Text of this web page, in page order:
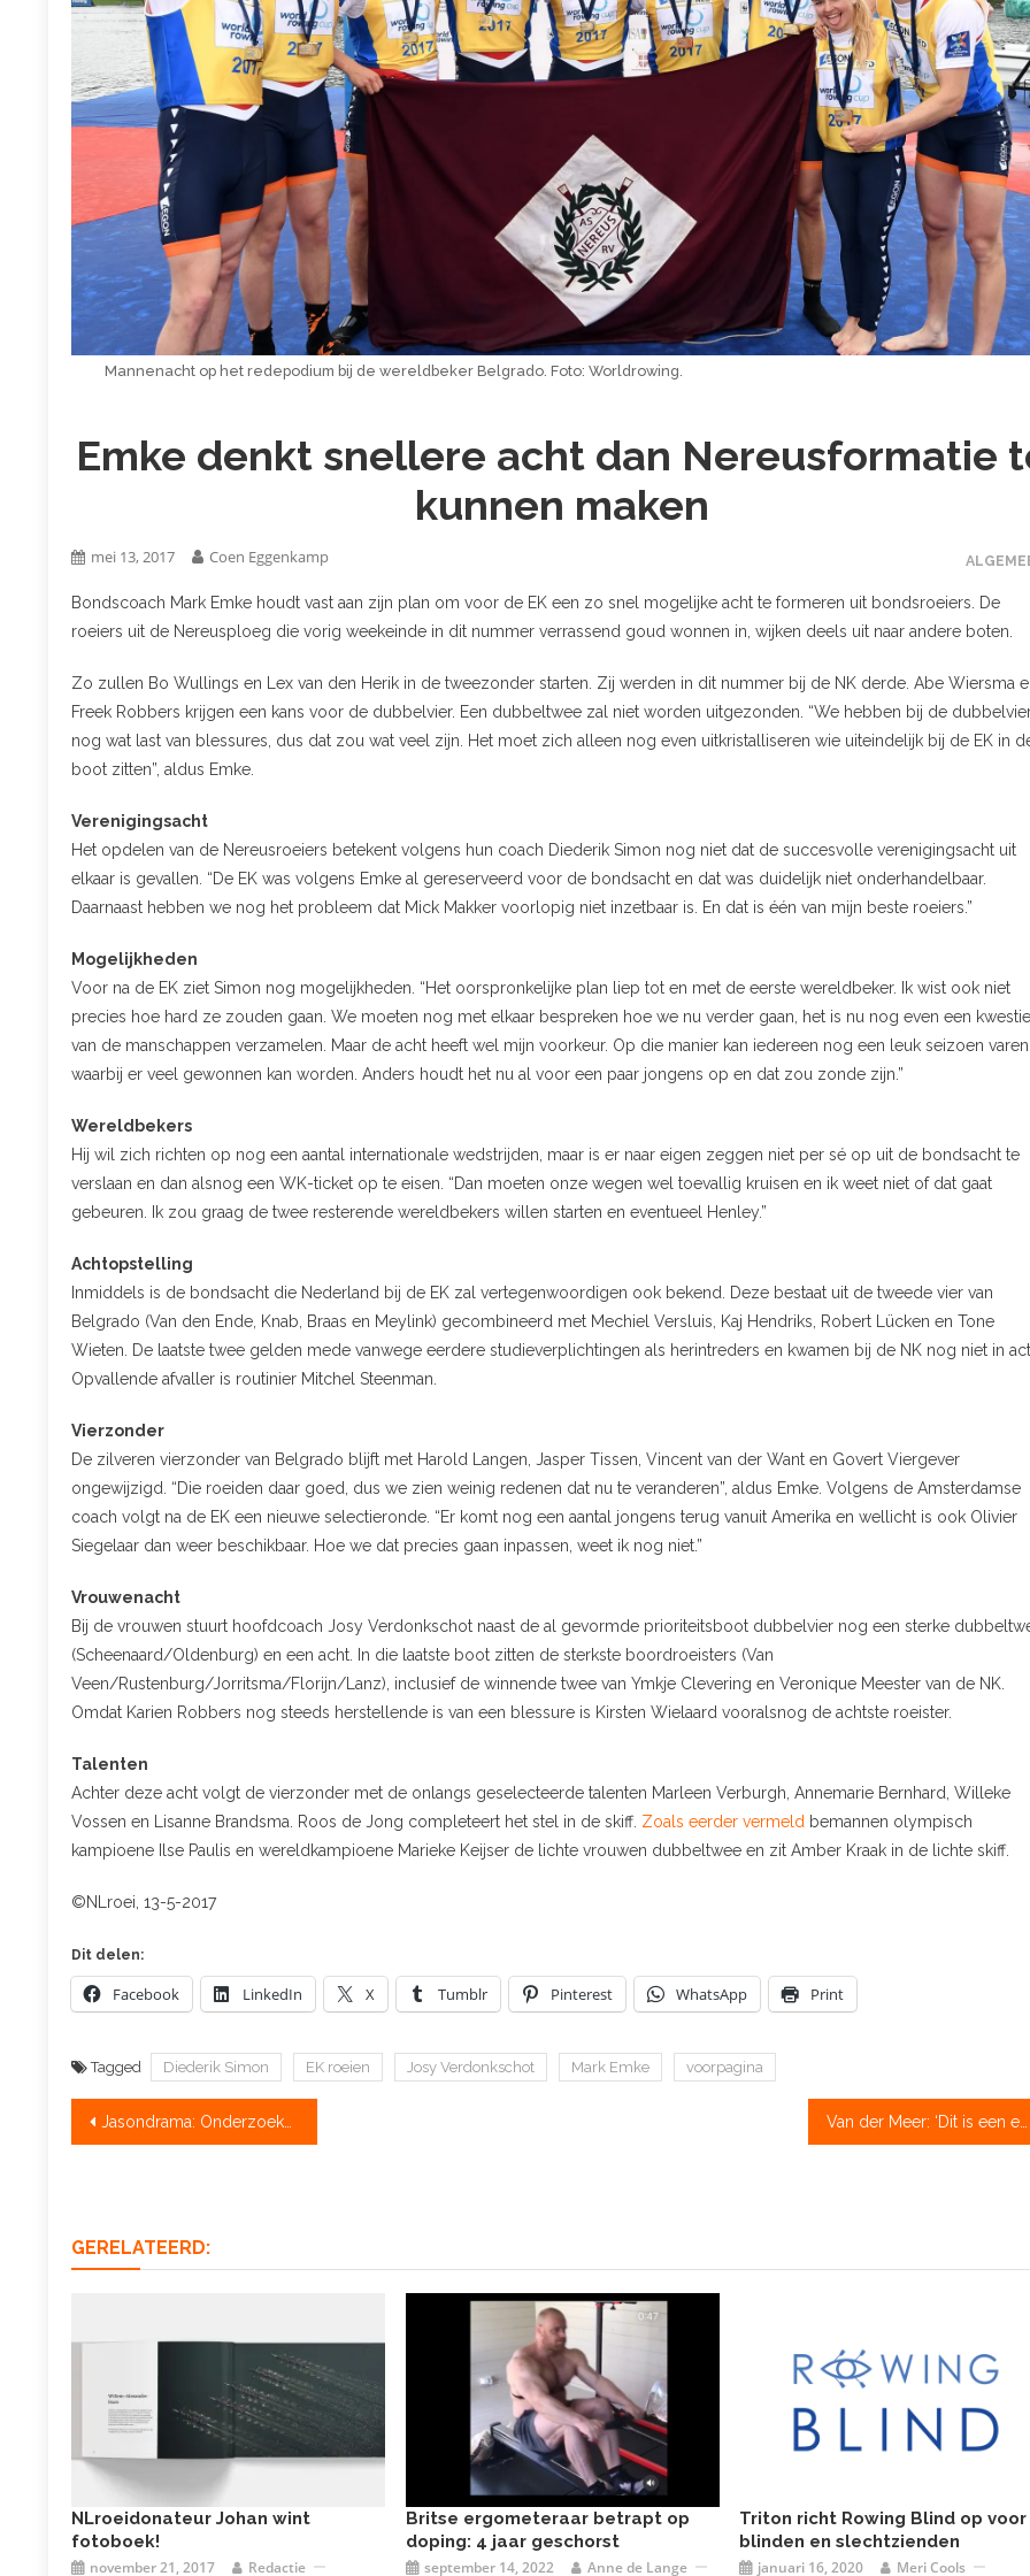
Mannenacht op het redepodium bij de wereldbeker Belgrado. Foto: Worldrowing.
Emke denkt snellere acht dan Nereusformatie
kunnen maken
mei 13, 2017 Coen Eggenkamp
Bondscoach Mark Emke houdt vast aan zijn plan om voor de EK een zo snel mogelijke acht te formeren uit bondsroeiers. De
roeiers uit de Nereusploeg die vorig weekeinde in dit nummer verrassend goud wonnen in, wijken deels uit naar andere boten.
Zo zullen Bo Wullings en Lex van den Herik in de tweezonder starten. Zij werden in dit nummer bij de NK derde. Abe Wiersma
Freek Robbers krijgen een kans voor de dubbelvier. Een dubbeltwee zal niet worden uitgezonden. “We hebben bij de
nog wat last van blessures, dus dat zou wat veel zijn. Het moet zich alleen nog even uitkristalliseren wie uiteindelijk bij de EK in
boot zitten”, aldus Emke.
Verenigingsacht
Het opdelen van de Nereusroeiers betekent volgens hun coach Diederik Simon nog niet dat de succesvolle verenigingsacht uit
elkaar is gevallen. “De EK was volgens Emke al gereserveerd voor de bondsacht en dat was duidelijk niet onderhandelbaar.
Daarnaast hebben we nog het probleem dat Mick Makker voorlopig niet inzetbaar is. En dat is één van mijn beste roeiers.”
Mogelijkheden
Voor na de EK ziet Simon nog mogelijkheden. “Het oorspronkelijke plan liep tot en met de eerste wereldbeker. Ik wist ook niet
precies hoe hard ze zouden gaan. We moeten nog met elkaar bespreken hoe we nu verder gaan, het is nu nog even een kwestie
van de manschappen verzamelen. Maar de acht heeft wel mijn voorkeur. Op die manier kan iedereen nog een leuk seizoen varen
waarbij er veel gewonnen kan worden. Anders houdt het nu al voor een paar jongens op en dat zou zonde zijn.”
Wereldbekers
Hij wil zich richten op nog een aantal internationale wedstrijden, maar is er naar eigen zeggen niet per sé op uit de bondsacht te
verslaan en dan alsnog een WK-ticket op te eisen. “Dan moeten onze wegen wel toevallig kruisen en ik weet niet of dat gaat
gebeuren. Ik zou graag de twee resterende wereldbekers willen starten en eventueel Henley.”
Achtopstelling
Inmiddels is de bondsacht die Nederland bij de EK zal vertegenwoordigen ook bekend. Deze bestaat uit de tweede vier van
Belgrado (Van den Ende, Knab, Braas en Meylink) gecombineerd met Mechiel Versluis, Kaj Hendriks, Robert Lücken en Tone
Wieten. De laatste twee gelden mede vanwege eerdere studieverplichtingen als herintreders en kwamen bij de NK nog niet in
Opvallende afvaller is routinier Mitchel Steenman.
Vierzonder
De zilveren vierzonder van Belgrado blijft met Harold Langen, Jasper Tissen, Vincent van der Want en Govert Viergever
ongewijzigd. “Die roeiden daar goed, dus we zien weinig redenen dat nu te veranderen”, aldus Emke. Volgens de Amsterdamse
coach volgt na de EK een nieuwe selectieronde. “Er komt nog een aantal jongens terug vanuit Amerika en wellicht is ook Olivier
Siegelaar dan weer beschikbaar. Hoe we dat precies gaan inpassen, weet ik nog niet.”
Vrouwenacht
Bij de vrouwen stuurt hoofdcoach Josy Verdonkschot naast de al gevormde prioriteitsboot dubbelvier nog een sterke
(Scheenaard/Oldenburg) en een acht. In die laatste boot zitten de sterkste boordroeisters (Van
Veen/Rustenburg/Jorritsma/Florijn/Lanz), inclusief de winnende twee van Ymkje Clevering en Veronique Meester van de NK.
Omdat Karien Robbers nog steeds herstellende is van een blessure is Kirsten Wielaard vooralsnog de achtste roeister.
Talenten
Achter deze acht volgt de vierzonder met de onlangs geselecteerde talenten Marleen Verburgh, Annemarie Bernhard, Willeke
Vossen en Lisanne Brandsma. Roos de Jong completeert het stel in de skiff. Zoals eerder vermeld bemannen olympisch
kampioene Ilse Paulis en wereldkampioene Marieke Keijser de lichte vrouwen dubbeltwee en zit Amber Kraak in de lichte skiff.
©NLroei, 13-5-2017
Dit delen:
Facebook LinkedIn X Tumblr Pinterest WhatsApp Print
Tagged Diederik Simon EK roeien Josy Verdonkschot Mark Emke voorpagina
Bericht
Jasondrama: Onderzoeken voor de zomer afgerond Van der Meer: ‘Dit is een enorme opsteker’
GERELATEERD:
NLroeidonateur Johan wint
fotoboek!
november 21, 2017 Redactie
Britse ergometeraar betrapt op
doping: 4 jaar geschorst
september 14, 2022 Anne de Lange
Triton richt Rowing Blind op voor
blinden en slechtzienden
januari 16, 2020 Meri Cools